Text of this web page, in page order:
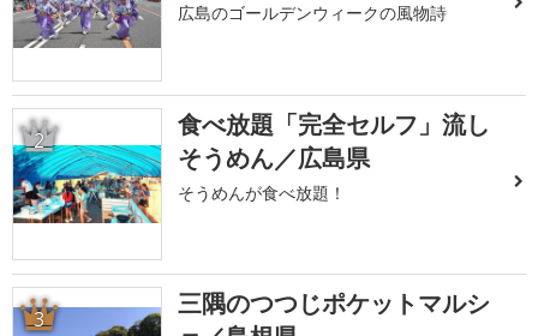
広島のゴールデンウィークの風物詩
2
食べ放題「完全セルフ」流し
そうめん／広島県
そうめんが食べ放題！
3
三隅のつつじポケットマルシ